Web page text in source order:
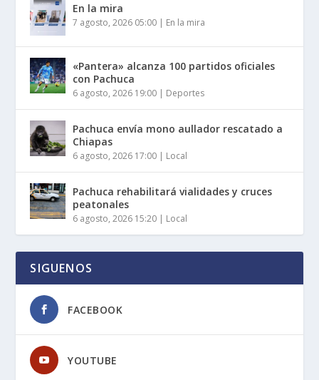
En la mira
7 agosto, 2026 05:00 | En la mira
«Pantera» alcanza 100 partidos oficiales
con Pachuca
6 agosto, 2026 19:00 | Deportes
Pachuca envía mono aullador rescatado a
Chiapas
6 agosto, 2026 17:00 | Local
Pachuca rehabilitará vialidades y cruces
peatonales
6 agosto, 2026 15:20 | Local
SIGUENOS
FACEBOOK
YOUTUBE